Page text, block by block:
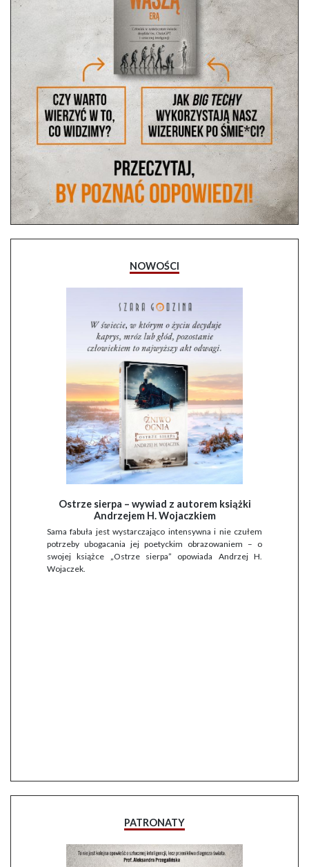
NOWOŚCI
Ostrze sierpa – wywiad z autorem książki
Andrzejem H. Wojaczkiem
Sama fabuła jest wystarczająco intensywna i nie czułem
potrzeby ubogacania jej poetyckim obrazowaniem – o
swojej książce „Ostrze sierpa” opowiada Andrzej H.
Wojaczek.
PATRONATY